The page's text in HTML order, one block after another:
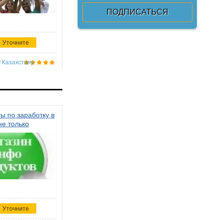
Уточните
Казахстану
по заработку в
только
Уточните